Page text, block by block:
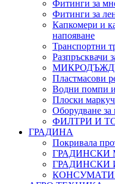
Фитинги за
Фитинги за
Капкомери и
напояване
Транспортни
Разпръсквачи
Пластмасови
Водни помпи и
Плоски
Оборудване за
ФИЛТРИ И
ГРАДИНА
Покривала
ГРАДИНСКИ
ГРАДИНСКИ